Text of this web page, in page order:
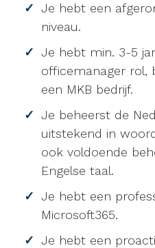
Je hebt een
niveau.
Je hebt min. 3-5
officemanager rol,
een MKB bedrijf.
Je beheerst de
uitstekend in
ook voldoende
Engelse taal.
Je hebt een
Microsoft365.
Je hebt een